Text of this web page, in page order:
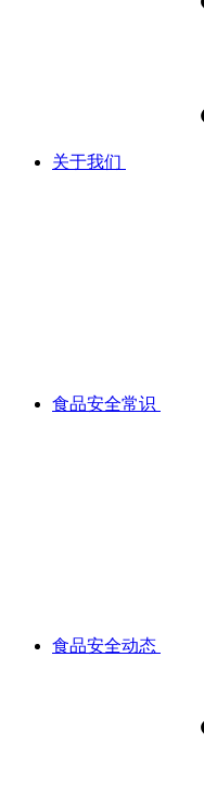
关于我们
食品安全常识
食品安全动态